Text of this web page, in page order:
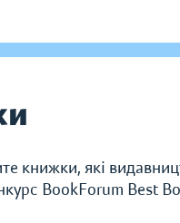
книжки, які
BookForum Best